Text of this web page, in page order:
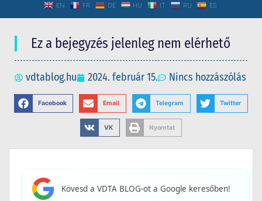
EN FR DE HU IT RU ES
Ez a bejegyzés jelenleg nem elérhető
vdtablog.hu 2024. február 15. Nincs hozzászólás
Facebook Email Telegram Twitter
VK Nyomtat
Kövesd a VDTA BLOG-ot a Google keresőben!